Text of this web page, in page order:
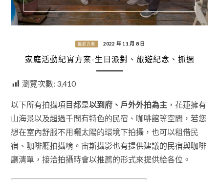
攝影方案 2022 年 11 月 8 日
家庭活動紀實方案-生日派對、旅遊紀念、抓週
瀏覽次數: 3,410
以下所有拍攝項目都是以到府、戶外外拍為主 ，花蓮擁有
山海景以及超過千間有特色的民宿、咖啡館等空間，若您
想在室內舒服不用曬太陽的環境下拍攝，也可以租借民
宿、咖啡廳拍攝唷。宙斯攝影也有提供建議的民宿與咖啡
廳清單，接洽拍攝時會以推薦的形式來提供給各位。